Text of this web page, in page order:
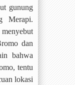
gunung
Merapi.
dan
bahwa
tentu
lokasi